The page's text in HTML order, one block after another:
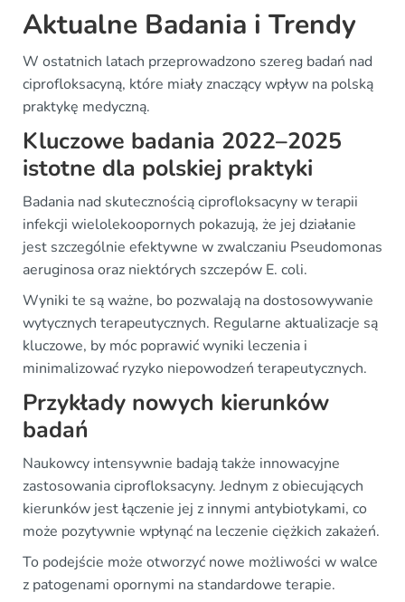
Aktualne Badania i Trendy
W ostatnich latach przeprowadzono szereg badań nad
ciprofloksacyną, które miały znaczący wpływ na polską
praktykę medyczną.
Kluczowe badania 2022–2025
istotne dla polskiej praktyki
Badania nad skutecznością ciprofloksacyny w terapii
infekcji wielolekoopornych pokazują, że jej działanie
jest szczególnie efektywne w zwalczaniu Pseudomonas
aeruginosa oraz niektórych szczepów E. coli.
Wyniki te są ważne, bo pozwalają na dostosowywanie
wytycznych terapeutycznych. Regularne aktualizacje są
kluczowe, by móc poprawić wyniki leczenia i
minimalizować ryzyko niepowodzeń terapeutycznych.
Przykłady nowych kierunków
badań
Naukowcy intensywnie badają także innowacyjne
zastosowania ciprofloksacyny. Jednym z obiecujących
kierunków jest łączenie jej z innymi antybiotykami, co
może pozytywnie wpłynąć na leczenie ciężkich zakażeń.
To podejście może otworzyć nowe możliwości w walce
z patogenami opornymi na standardowe terapie.